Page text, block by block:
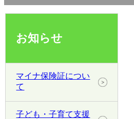
お知らせ
マイナ保険証につい
て
子ども・子育て支援